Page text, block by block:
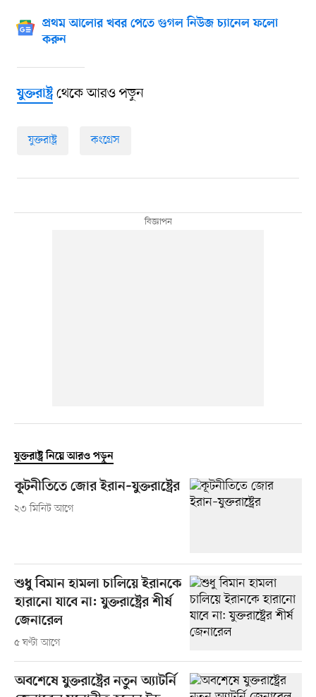
প্রথম আলোর খবর পেতে গুগল নিউজ চ্যানেল ফলো
করুন
যুক্তরাষ্ট্রথেকে আরও পড়ুন
যুক্তরাষ্ট্র কংগ্রেস
যুক্তরাষ্ট্র নিয়ে আরও পড়ুন
কূটনীতিতে জোর ইরান–যুক্তরাষ্ট্রের
২৩ মিনিট আগে
শুধু বিমান হামলা চালিয়ে ইরানকে
হারানো যাবে না: যুক্তরাষ্ট্রের শীর্ষ
জেনারেল
৫ ঘণ্টা আগে
অবশেষে যুক্তরাষ্ট্রের নতুন অ্যাটর্নি